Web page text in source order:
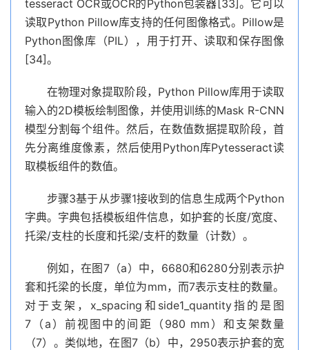
tesseract OCR或OCR的Python包装器[33]。它可以
读取Python Pillow库支持的任何图像格式。Pillow是
Python图像库（PIL），用于打开、读取和保存图像
[34]。
在物理对象提取阶段，Python Pillow库用于读取
输入的2D模板绘制图像，并使用训练的Mask R-CNN
模型分割每个组件。然后，在数值数据提取阶段，首
先分离维度像素，然后使用Python库Pytesseract读
取模板组件的数值。
步骤3基于从步骤1接收到的信息生成两个Python
字典。字典包括模板组件信息，如护套的长度/宽度、
托梁/支柱的长度和托梁/支杆的数量（计数）。
例如，在图7（a）中，6680和6280分别表示护
套和托梁的长度，单位为mm，而7表示支柱的数量。
对于支架，x_spacing和side1_quantity指的是图
7（a）前视图中的间距（980 mm）和支架数量
（7）。类似地，在图7（b）中，2950表示护套的宽